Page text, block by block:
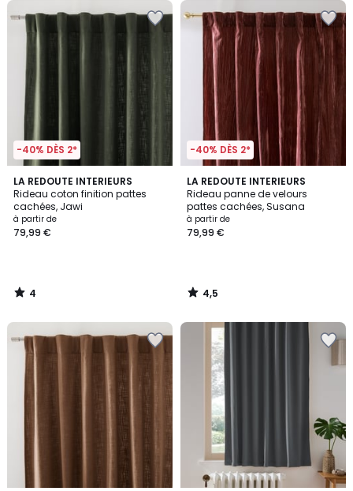
-40% DÈS 2*
LA REDOUTE INTERIEURS
Rideau coton finition pattes
cachées, Jawi
à partir de
79,99 €
4
/
5
4
/
-40% DÈS 2*
LA REDOUTE INTERIEURS
Rideau panne de velours
pattes cachées, Susana
à partir de
79,99 €
4,5
/ 5
4,5
/